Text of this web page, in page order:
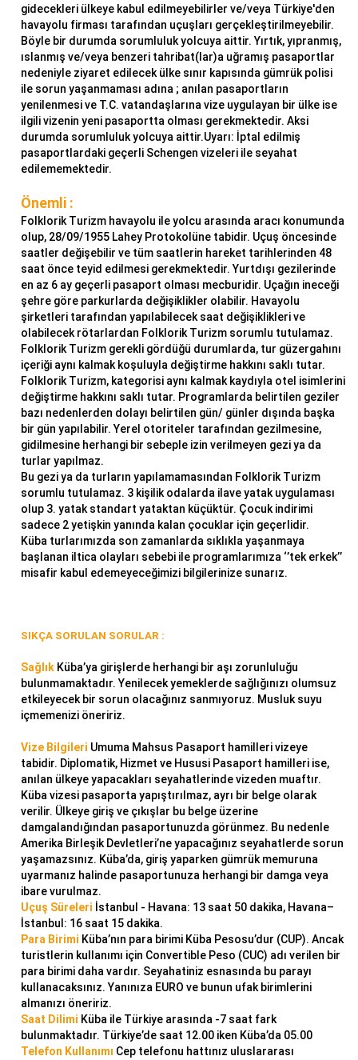
gidecekleri ülkeye kabul edilmeyebilirler ve/veya Türkiye'den
havayolu firması tarafından uçuşları gerçekleştirilmeyebilir.
Böyle bir durumda sorumluluk yolcuya aittir. Yırtık, yıpranmış,
ıslanmış ve/veya benzeri tahribat(lar)a uğramış pasaportlar
nedeniyle ziyaret edilecek ülke sınır kapısında gümrük polisi
ile sorun yaşanmaması adına ; anılan pasaportların
yenilenmesi ve T.C. vatandaşlarına vize uygulayan bir ülke ise
ilgili vizenin yeni pasaportta olması gerekmektedir. Aksi
durumda sorumluluk yolcuya aittir.Uyarı: İptal edilmiş
pasaportlardaki geçerli Schengen vizeleri ile seyahat
edilememektedir.
Önemli :
Folklorik Turizm havayolu ile yolcu arasında aracı konumunda
olup, 28/09/1955 Lahey Protokolüne tabidir. Uçuş öncesinde
saatler değişebilir ve tüm saatlerin hareket tarihlerinden 48
saat önce teyid edilmesi gerekmektedir. Yurtdışı gezilerinde
en az 6 ay geçerli pasaport olması mecburidir. Uçağın ineceği
şehre göre parkurlarda değişiklikler olabilir. Havayolu
şirketleri tarafından yapılabilecek saat değişiklikleri ve
olabilecek rötarlardan Folklorik Turizm sorumlu tutulamaz.
Folklorik Turizm gerekli gördüğü durumlarda, tur güzergahını
içeriği aynı kalmak koşuluyla değiştirme hakkını saklı tutar.
Folklorik Turizm, kategorisi aynı kalmak kaydıyla otel isimlerini
değiştirme hakkını saklı tutar. Programlarda belirtilen geziler
bazı nedenlerden dolayı belirtilen gün/ günler dışında başka
bir gün yapılabilir. Yerel otoriteler tarafından gezilmesine,
gidilmesine herhangi bir sebeple izin verilmeyen gezi ya da
turlar yapılmaz.
Bu gezi ya da turların yapılamamasından Folklorik Turizm
sorumlu tutulamaz. 3 kişilik odalarda ilave yatak uygulaması
olup 3. yatak standart yataktan küçüktür. Çocuk indirimi
sadece 2 yetişkin yanında kalan çocuklar için geçerlidir.
Küba turlarımızda son zamanlarda sıklıkla yaşanmaya
başlanan iltica olayları sebebi ile programlarımıza ‘’tek erkek’’
misafir kabul edemeyeceğimizi bilgilerinize sunarız.
SIKÇA SORULAN SORULAR :
Sağlık Küba’ya girişlerde herhangi bir aşı zorunluluğu
bulunmamaktadır. Yenilecek yemeklerde sağlığınızı olumsuz
etkileyecek bir sorun olacağınız sanmıyoruz. Musluk suyu
içmemenizi öneririz.
Vize Bilgileri Umuma Mahsus Pasaport hamilleri vizeye
tabidir. Diplomatik, Hizmet ve Hususi Pasaport hamilleri ise,
anılan ülkeye yapacakları seyahatlerinde vizeden muaftır.
Küba vizesi pasaporta yapıştırılmaz, ayrı bir belge olarak
verilir. Ülkeye giriş ve çıkışlar bu belge üzerine
damgalandığından pasaportunuzda görünmez. Bu nedenle
Amerika Birleşik Devletleri’ne yapacağınız seyahatlerde sorun
yaşamazsınız. Küba’da, giriş yaparken gümrük memuruna
uyarmanız halinde pasaportunuza herhangi bir damga veya
ibare vurulmaz.
Uçuş Süreleri İstanbul - Havana: 13 saat 50 dakika, Havana–
İstanbul: 16 saat 15 dakika.
Para Birimi Küba’nın para birimi Küba Pesosu’dur (CUP). Ancak
turistlerin kullanımı için Convertible Peso (CUC) adı verilen bir
para birimi daha vardır. Seyahatiniz esnasında bu parayı
kullanacaksınız. Yanınıza EURO ve bunun ufak birimlerini
almanızı öneririz.
Saat Dilimi Küba ile Türkiye arasında -7 saat fark
bulunmaktadır. Türkiye’de saat 12.00 iken Küba’da 05.00
Telefon Kullanımı Cep telefonu hattınız uluslararası